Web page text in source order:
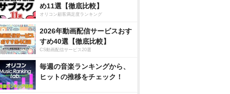
め11選【徹底比較】
オリコン顧客満足度ランキング
2026年動画配信サービスおす
すめ40選【徹底比較】
CS動画配信サービス20選
毎週の音楽ランキングから、
ヒットの推移をチェック！